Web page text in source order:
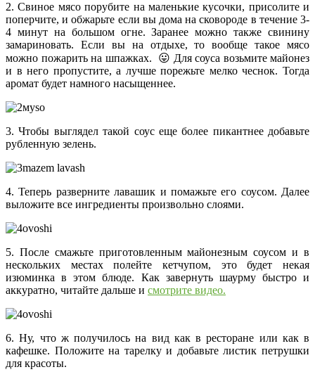
2. Свиное мясо порубите на маленькие кусочки, присолите и
поперчите, и обжарьте если вы дома на сковороде в течение 3-
4 минут на большом огне. Заранее можно также свинину
замариновать. Если вы на отдыхе, то вообще такое мясо
можно пожарить на шпажках. 😛 Для соуса возьмите майонез
и в него пропустите, а лучше порежьте мелко чеснок. Тогда
аромат будет намного насыщеннее.
3. Чтобы выглядел такой соус еще более пикантнее добавьте
рубленную зелень.
4. Теперь разверните лавашик и помажьте его соусом. Далее
выложите все ингредиенты произвольно слоями.
5. После смажьте приготовленным майонезным соусом и в
нескольких местах полейте кетчупом, это будет некая
изюминка в этом блюде. Как завернуть шаурму быстро и
аккуратно, читайте дальше и смотрите видео.
6. Ну, что ж получилось на вид как в ресторане или как в
кафешке. Положите на тарелку и добавьте листик петрушки
для красоты.